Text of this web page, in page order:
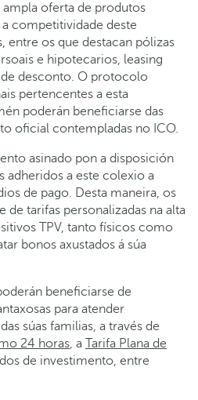
oferta de produtos
competitividade deste
entre os que destacan pólizas
e hipotecarios, leasing
desconto. O protocolo
pertencentes a esta
poderán beneficiarse das
oficial contempladas no ICO.
asinado pon a disposición
adheridos a este colexio a
de pago. Desta maneira, os
de tarifas personalizadas na alta
TPV, tanto físicos como
bonos axustados á súa
beneficiarse de
para atender
súas familias, a través de
24 horas, a Tarifa Plana de
de investimento, entre